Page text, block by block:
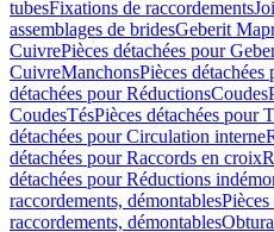
tubesFixations de raccordements
assemblages de bridesGeberit
CuivrePièces détachées pour
CuivreManchonsPièces
détachées pour RéductionsCoudes
CoudesTésPièces détachées pour
détachées pour Circulation interne
détachées pour Raccords en croix
détachées pour Réductions
raccordements, démontables
raccordements, démontables